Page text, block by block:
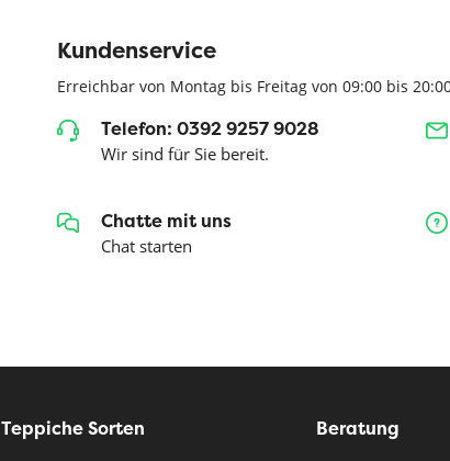
Kundenservice
Erreichbar von Montag bis Freitag von 09:00 bis
Telefon: 0392 9257 9028
Wir sind für Sie bereit.
Chatte mit uns
Chat starten
Teppiche Sorten Beratung